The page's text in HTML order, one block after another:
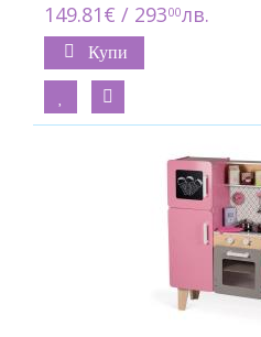
149.81€ / 29300лв.
Купи